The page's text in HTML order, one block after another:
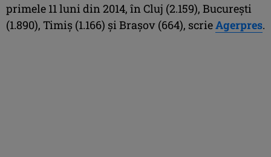
primele 11 luni din 2014, în Cluj (2.159), Bucureşti
(1.890), Timiş (1.166) şi Braşov (664), scrieAgerpres.